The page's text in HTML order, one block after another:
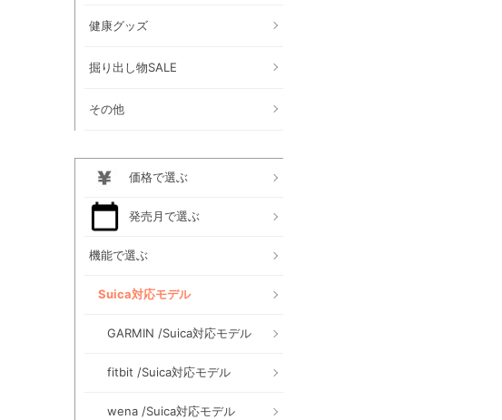
健康グッズ
掘り出し物SALE
その他
価格で選ぶ
発売月で選ぶ
機能で選ぶ
Suica対応モデル
GARMIN /Suica対応モデル
fitbit /Suica対応モデル
wena /Suica対応モデル